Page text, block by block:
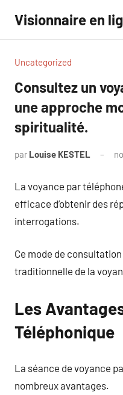
contenu
Visionnaire en
Uncategorized
Consultez un
une approche
spiritualité.
par Louise KESTEL
La voyance par
efficace d’obtenir des
interrogations.
Ce mode de
traditionnelle de la
Les
Téléphonique
La séance de voyance
nombreux avantages.